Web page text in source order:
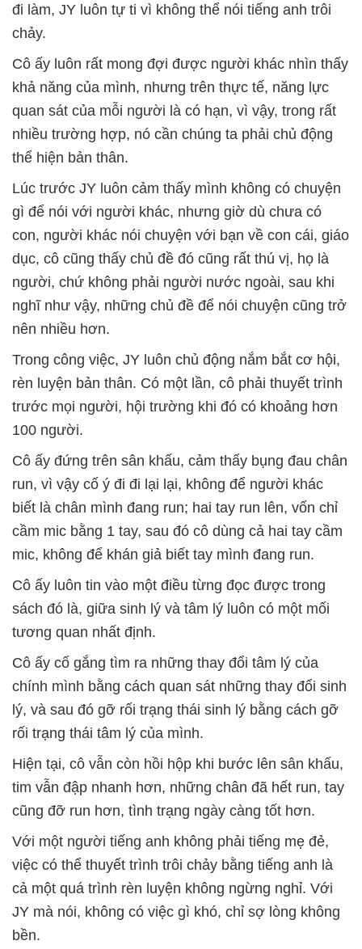
đi làm, JY luôn tự ti vì không thể nói tiếng anh trôi
chảy.
Cô ấy luôn rất mong đợi được người khác nhìn thấy
khả năng của mình, nhưng trên thực tế, năng lực
quan sát của mỗi người là có hạn, vì vậy, trong rất
nhiều trường hợp, nó cần chúng ta phải chủ động
thể hiện bản thân.
Lúc trước JY luôn cảm thấy mình không có chuyện
gì để nói với người khác, nhưng giờ dù chưa có
con, người khác nói chuyện với bạn về con cái, giáo
dục, cô cũng thấy chủ đề đó cũng rất thú vị, họ là
người, chứ không phải người nước ngoài, sau khi
nghĩ như vậy, những chủ đề để nói chuyện cũng trở
nên nhiều hơn.
Trong công việc, JY luôn chủ động nắm bắt cơ hội,
rèn luyện bản thân. Có một lần, cô phải thuyết trình
trước mọi người, hội trường khi đó có khoảng hơn
100 người.
Cô ấy đứng trên sân khấu, cảm thấy bụng đau chân
run, vì vậy cố ý đi đi lại lại, không để người khác
biết là chân mình đang run; hai tay run lên, vốn chỉ
cầm mic bằng 1 tay, sau đó cô dùng cả hai tay cầm
mic, không để khán giả biết tay mình đang run.
Cô ấy luôn tin vào một điều từng đọc được trong
sách đó là, giữa sinh lý và tâm lý luôn có một mối
tương quan nhất định.
Cô ấy cố gắng tìm ra những thay đổi tâm lý của
chính mình bằng cách quan sát những thay đổi sinh
lý, và sau đó gỡ rối trạng thái sinh lý bằng cách gỡ
rối trạng thái tâm lý của mình.
Hiện tại, cô vẫn còn hồi hộp khi bước lên sân khấu,
tim vẫn đập nhanh hơn, những chân đã hết run, tay
cũng đỡ run hơn, tình trạng ngày càng tốt hơn.
Với một người tiếng anh không phải tiếng mẹ đẻ,
việc có thể thuyết trình trôi chảy bằng tiếng anh là
cả một quá trình rèn luyện không ngừng nghỉ. Với
JY mà nói, không có việc gì khó, chỉ sợ lòng không
bền.